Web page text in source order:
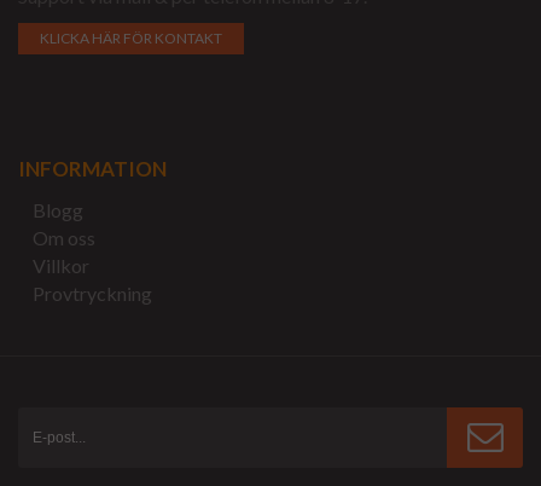
KLICKA HÄR FÖR KONTAKT
INFORMATION
Blogg
Om oss
Villkor
Provtryckning